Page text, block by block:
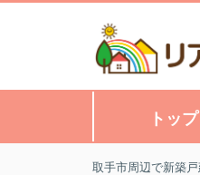
トップ
取手市周辺で新築